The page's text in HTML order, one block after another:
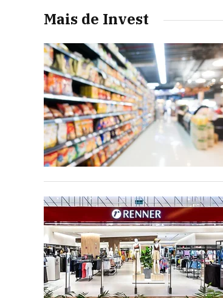
Mais de Invest